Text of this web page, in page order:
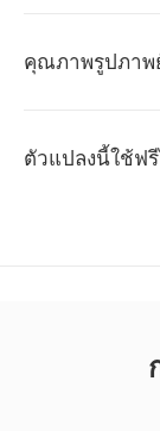
คุณภาพรูปภาพ
ตัวแปลงนี้ใช้ฟ